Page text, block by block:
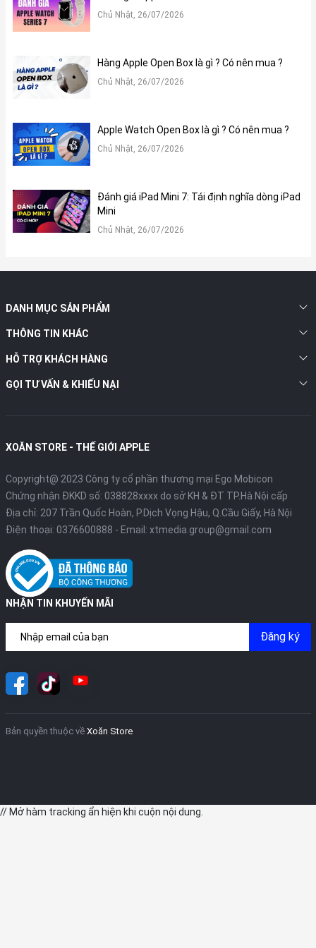
ưu và không gây nguy hiểm cho người dùng. Vì vậy, đây sẽ là một
phụ kiện đáng tin cậy và đáng sử dụng cho những ai đang sở
hữu MacBook.
Chủ Nhật, 26/07/2026
Hàng Apple Open Box là gì ? Có nên mua ?
Chủ Nhật, 26/07/2026
Apple Watch Open Box là gì ? Có nên mua ?
Chủ Nhật, 26/07/2026
Đánh giá iPad Mini 7: Tái định nghĩa dòng iPad
Mini
Chủ Nhật, 26/07/2026
DANH MỤC SẢN PHẨM
THÔNG TIN KHÁC
HỖ TRỢ KHÁCH HÀNG
GỌI TƯ VẤN & KHIẾU NẠI
XOĂN STORE - THẾ GIỚI APPLE
Copyright@ 2023 Công ty cổ phần thương mại Ego Mobicon
Chứng nhận ĐKKD số: 038828xxxx do sở KH & ĐT TP.Hà Nội cấp
Địa chỉ: 207 Trần Quốc Hoàn, P.Dịch Vọng Hậu, Q.Cầu Giấy, Hà Nội
Điện thoại: 0376600888 - Email: xtmedia.group@gmail.com
NHẬN TIN KHUYẾN MÃI
Đăng ký
Bản quyền thuộc về Xoăn Store
// Mở hàm tracking ẩn hiện khi cuộn nội dung.